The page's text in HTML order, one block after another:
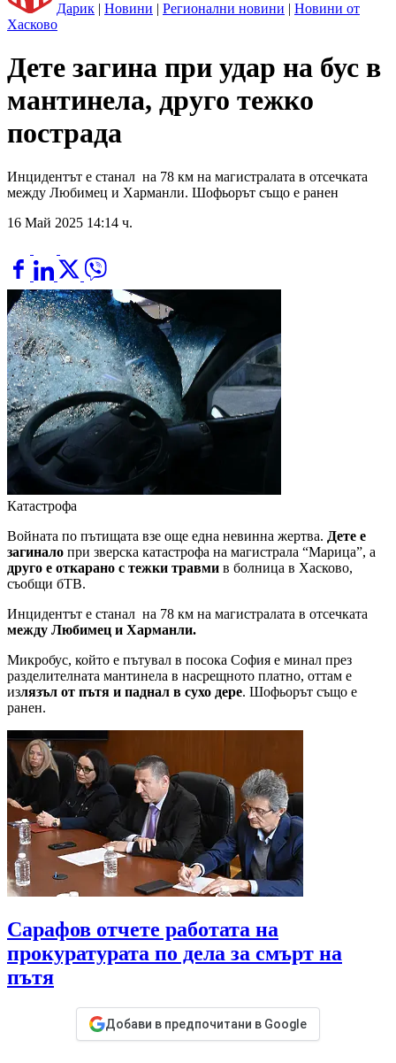
Дарик | Новини | Регионални новини | Новини от
Хасково
Дете загина при удар на бус в
мантинела, друго тежко
пострада
Инцидентът е станал на 78 км на магистралата в отсечката
между Любимец и Харманли. Шофьорът също е ранен
16 Май 2025 14:14 ч.
Катастрофа
Войната по пътищата взе още една невинна жертва. Дете е
загинало при зверска катастрофа на магистрала “Марица”, а
друго е откарано с тежки травми в болница в Хасково,
съобщи бТВ.
Инцидентът е станал на 78 км на магистралата в отсечката
между Любимец и Харманли.
Микробус, който е пътувал в посока София е минал през
разделителната мантинела в насрещното платно, оттам е
излязъл от пътя и паднал в сухо дере. Шофьорът също е
ранен.
Сарафов отчете работата на
прокуратурата по дела за смърт на
пътя
Добави в предпочитани в Google